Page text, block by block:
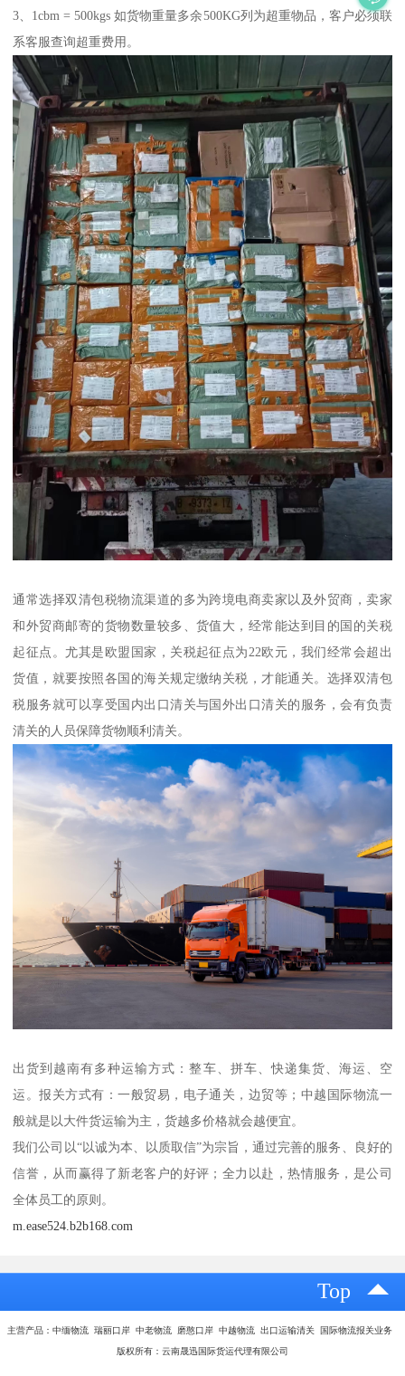
3、1cbm = 500kgs 如货物重量多余500KG列为超重物品，客户必须联
系客服查询超重费用。
通常选择双清包税物流渠道的多为跨境电商卖家以及外贸商，卖家
和外贸商邮寄的货物数量较多、货值大，经常能达到目的国的关税
起征点。尤其是欧盟国家，关税起征点为22欧元，我们经常会超出
货值，就要按照各国的海关规定缴纳关税，才能通关。选择双清包
税服务就可以享受国内出口清关与国外出口清关的服务，会有负责
清关的人员保障货物顺利清关。
出货到越南有多种运输方式：整车、拼车、快递集货、海运、空
运。报关方式有：一般贸易，电子通关，边贸等；中越国际物流一
般就是以大件货运输为主，货越多价格就会越便宜。
我们公司以“以诚为本、以质取信”为宗旨，通过完善的服务、良好的
信誉，从而赢得了新老客户的好评；全力以赴，热情服务，是公司
全体员工的原则。
m.ease524.b2b168.com
Top
主营产品：中缅物流 瑞丽口岸 中老物流 磨憨口岸 中越物流 出口运输清关 国际物流报关业务
版权所有：云南晟迅国际货运代理有限公司